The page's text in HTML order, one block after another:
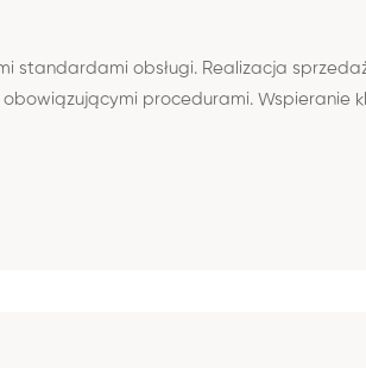
obsługi. Realizacja
procedurami. Wspieranie